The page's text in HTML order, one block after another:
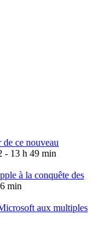
ce nouveau
- 13 h 49 min
à la conquête des
min
aux multiples